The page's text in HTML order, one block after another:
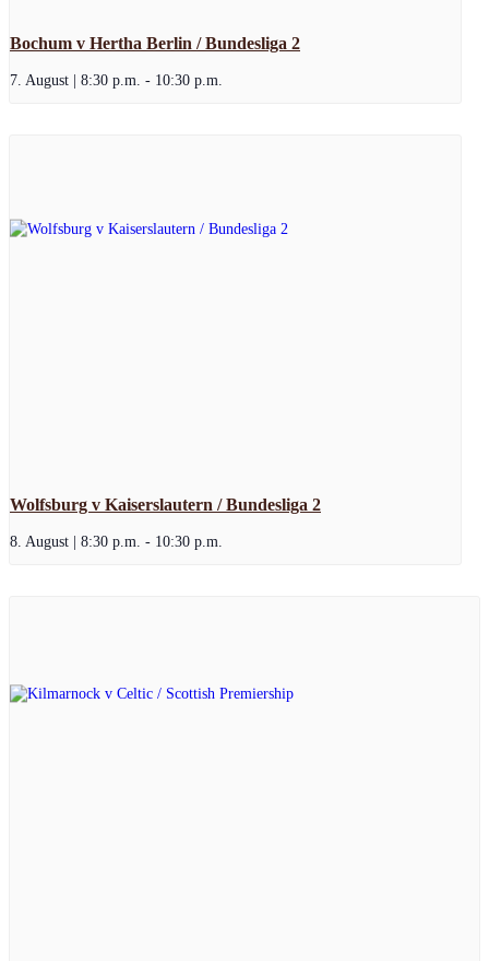
Bochum v Hertha Berlin / Bundesliga 2
7. August | 8:30 p.m. - 10:30 p.m.
Wolfsburg v Kaiserslautern / Bundesliga 2
8. August | 8:30 p.m. - 10:30 p.m.